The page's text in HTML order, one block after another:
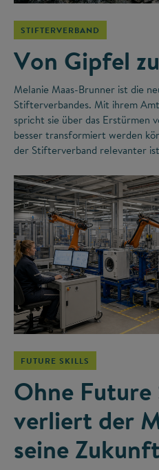
STIFTERVERBAND
Von Gipfel
Melanie Maas-Brunner ist die
Stifterverbandes. Mit ihrem
spricht sie über das Erstürmen
besser transformiert werden
der Stifterverband relevanter
FUTURE SKILLS
Ohne Future
verliert der
seine Zukunft